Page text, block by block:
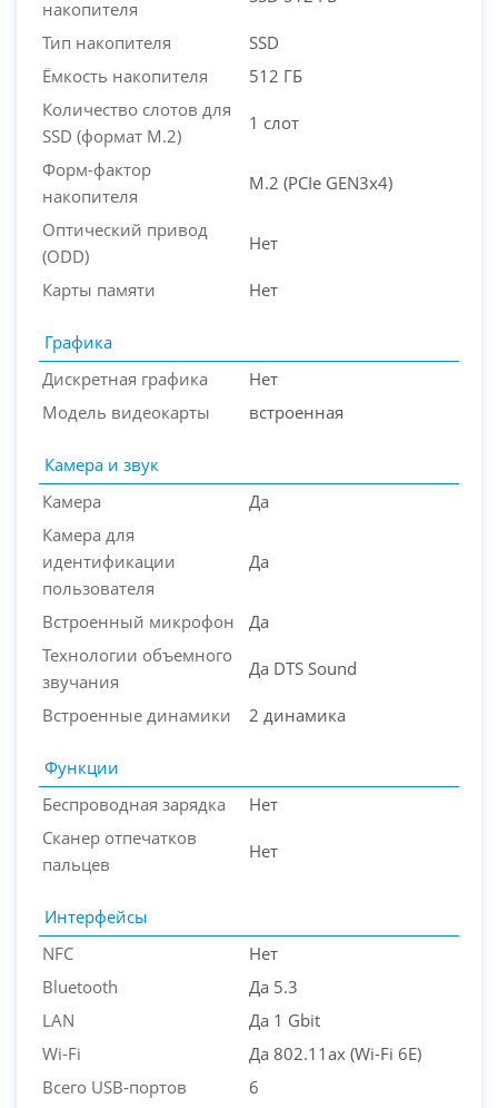
накопителя
Тип накопителя
SSD
Ёмкость накопителя
512 ГБ
Количество слотов для
SSD (формат M.2)
1 слот
Форм-фактор
накопителя
M.2 (PCIe GEN3x4)
Оптический привод
(ODD)
Нет
Карты памяти Нет
Графика
Дискретная графика
Нет
Модель видеокарты
встроенная
Камера и звук
Камера
Да
Камера для
идентификации
пользователя
Да
Встроенный микрофон
Да
Технологии объемного
звучания
Да DTS Sound
Встроенные динамики 2 динамика
Функции
Беспроводная зарядка
Нет
Сканер отпечатков
пальцев
Нет
Интерфейсы
NFC
Нет
Bluetooth
Да 5.3
LAN
Да 1 Gbit
Wi-Fi
Да 802.11ax (Wi-Fi 6E)
Всего USB-портов
6